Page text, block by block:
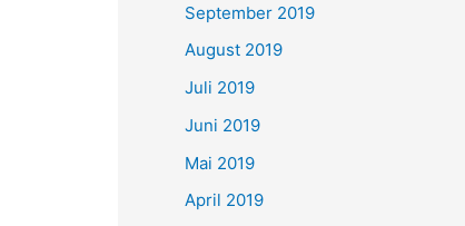
September 2019
August 2019
Juli 2019
Juni 2019
Mai 2019
April 2019